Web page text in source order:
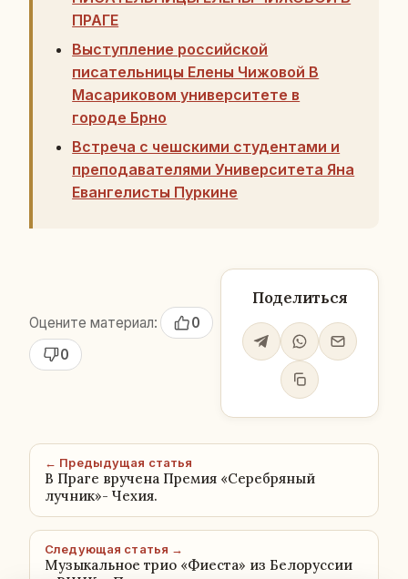
ПРАГЕ
Выступление российской
писательницы Елены Чижовой В
Масариковом университете в
городе Брно
Встреча с чешскими студентами и
преподавателями Университета Яна
Евангелисты Пуркине
Оцените материал:
0
0
Поделиться
← Предыдущая статья
В Праге вручена Премия «Серебряный
лучник»- Чехия.
Следующая статья →
Музыкальное трио «Фиеста» из Белоруссии